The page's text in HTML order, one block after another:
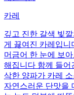
카레
깊고 진한 갈색 빛
게 끓여진 카레입니
머금어 한 눈에 보
해집니다 함께 들어
삭한 양파가 카레
자연스러운 단맛을